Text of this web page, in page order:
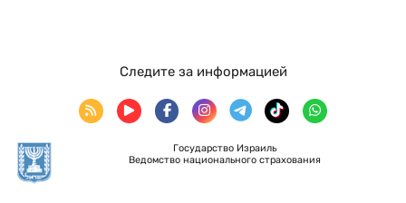
Государство Израиль
Ведомство национального страхования
Следите за информацией